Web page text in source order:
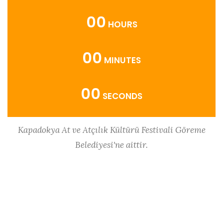
00 HOURS
00 MINUTES
00 SECONDS
Kapadokya At ve Atçılık Kültürü Festivali Göreme
Belediyesi'ne aittir.